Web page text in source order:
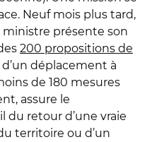
Neuf mois plus tard,
ministre présente son
200 propositions de
d’un déplacement à
de 180 mesures
assure le
du retour d’une vraie
territoire ou d’un